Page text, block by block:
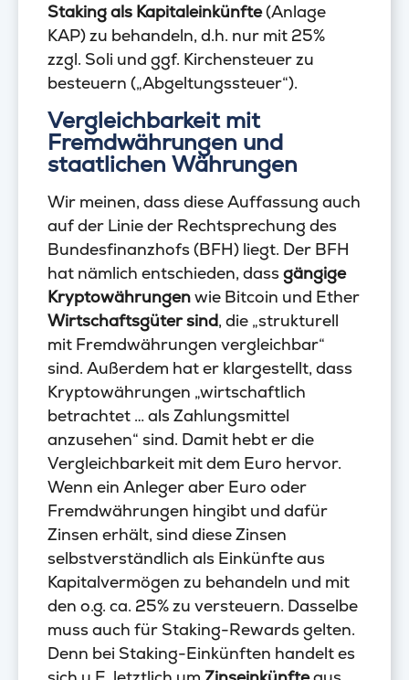
Staking als Kapitaleinkünfte(Anlage
KAP) zu behandeln, d.h. nur mit 25%
zzgl. Soli und ggf. Kirchensteuer zu
besteuern („Abgeltungssteuer“).
Vergleichbarkeit mit
Fremdwährungen und
staatlichen Währungen
Wir meinen, dass diese Auffassung auch
auf der Linie der Rechtsprechung des
Bundesfinanzhofs (BFH) liegt. Der BFH
hat nämlich entschieden, dassgängige
Kryptowährungenwie Bitcoin und Ether
Wirtschaftsgüter sind, die „strukturell
mit Fremdwährungen vergleichbar“
sind. Außerdem hat er klargestellt, dass
Kryptowährungen „wirtschaftlich
betrachtet … als Zahlungsmittel
anzusehen“ sind. Damit hebt er die
Vergleichbarkeit mit dem Euro hervor.
Wenn ein Anleger aber Euro oder
Fremdwährungen hingibt und dafür
Zinsen erhält, sind diese Zinsen
selbstverständlich als Einkünfte aus
Kapitalvermögen zu behandeln und mit
den o.g. ca. 25% zu versteuern. Dasselbe
muss auch für Staking-Rewards gelten.
Denn bei Staking-Einkünften handelt es